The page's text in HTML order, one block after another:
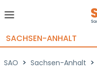
SACHSEN-ANHALT
SAO > Sachsen-Anhalt >